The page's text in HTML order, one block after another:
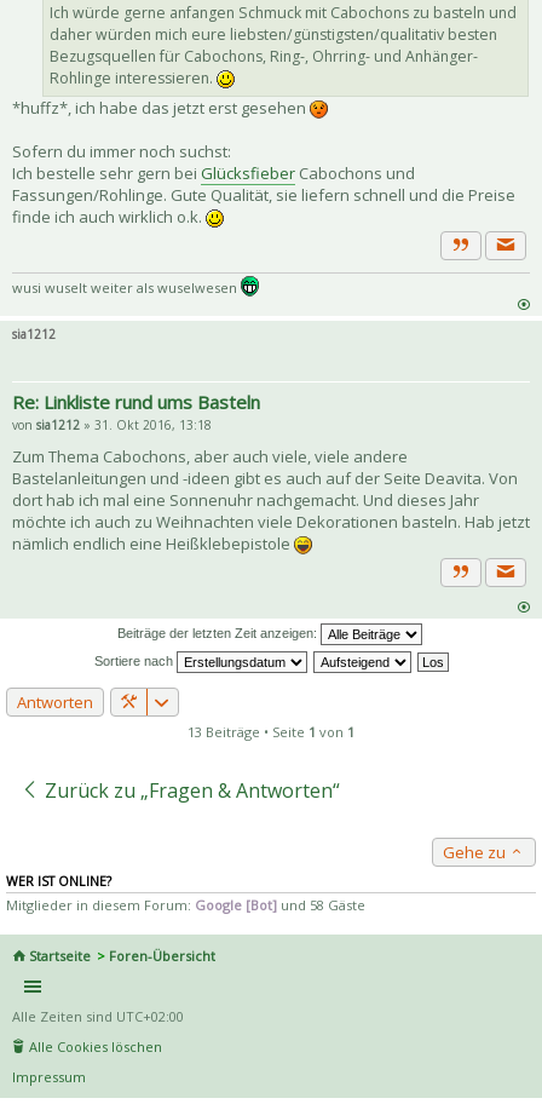
Ich würde gerne anfangen Schmuck mit Cabochons zu basteln und
daher würden mich eure liebsten/günstigsten/qualitativ besten
Bezugsquellen für Cabochons, Ring-, Ohrring- und Anhänger-
Rohlinge interessieren.
*huffz*, ich habe das jetzt erst gesehen
Sofern du immer noch suchst:
Ich bestelle sehr gern bei Glücksfieber Cabochons und
Fassungen/Rohlinge. Gute Qualität, sie liefern schnell und die Preise
finde ich auch wirklich o.k.
Zitat
wusi wuselt weiter als wuselwesen
sia1212
Re: Linkliste rund ums Basteln
von sia1212 » 31. Okt 2016, 13:18
Zum Thema Cabochons, aber auch viele, viele andere
Bastelanleitungen und -ideen gibt es auch auf der Seite Deavita. Von
dort hab ich mal eine Sonnenuhr nachgemacht. Und dieses Jahr
möchte ich auch zu Weihnachten viele Dekorationen basteln. Hab jetzt
nämlich endlich eine Heißklebepistole
Zitat
Beiträge der letzten Zeit anzeigen:
Sortiere nach
Antworten
13 Beiträge • Seite 1 von 1
Zurück zu „Fragen & Antworten“
Gehe zu
WER IST ONLINE?
Mitglieder in diesem Forum: Google [Bot] und 58 Gäste
Startseite Foren-Übersicht
Alle Zeiten sind UTC+02:00
Alle Cookies löschen
Impressum